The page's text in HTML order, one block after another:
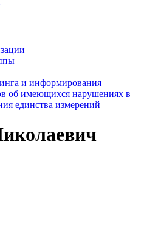
и информирования
об имеющихся нарушениях в
единства измерений